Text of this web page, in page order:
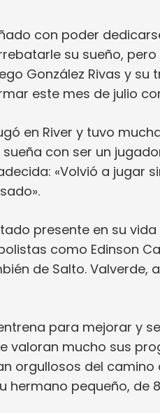
con poder
su sueño,
González Rivas y
este mes de julio
en River y tuvo
con ser un
«Volvió a jugar
presente en su
como Edinson
de Salto.
para mejorar y
valoran mucho sus
orgullosos del
hermano pequeño, de